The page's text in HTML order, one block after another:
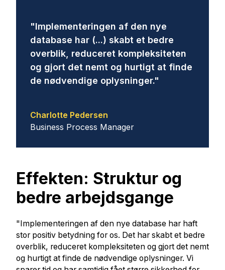
"Implementeringen af den nye
database har (...) skabt et bedre
overblik, reduceret kompleksiteten
og gjort det nemt og hurtigt at finde
de nødvendige oplysninger."
Charlotte Pedersen
Business Process Manager
Effekten: Struktur og
bedre arbejdsgange
"Implementeringen af den nye database har haft
stor positiv betydning for os. Det har skabt et bedre
overblik, reduceret kompleksiteten og gjort det nemt
og hurtigt at finde de nødvendige oplysninger. Vi